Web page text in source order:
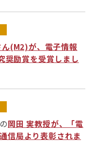
(M2)が、電子情報
奨励賞を受賞しまし
の岡田 実教授が、「電
信局より表彰されま